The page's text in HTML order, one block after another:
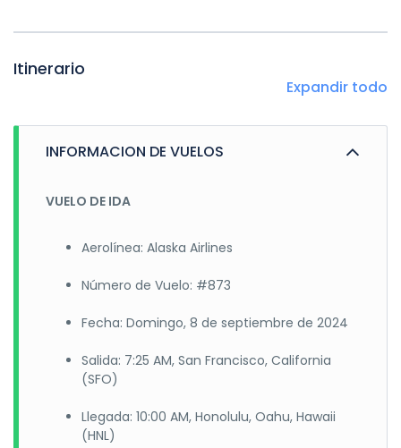
Itinerario
Expandir todo
INFORMACION DE VUELOS
VUELO DE IDA
Aerolínea: Alaska Airlines
Número de Vuelo: #873
Fecha: Domingo, 8 de septiembre de 2024
Salida: 7:25 AM, San Francisco, California
(SFO)
Llegada: 10:00 AM, Honolulu, Oahu, Hawaii
(HNL)